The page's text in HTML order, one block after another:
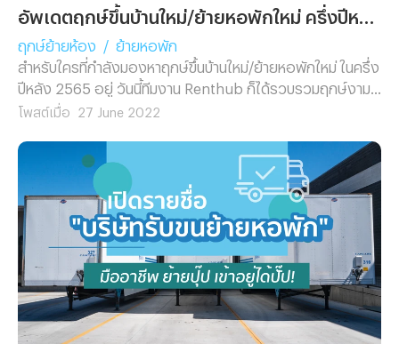
ฤกษ์ย้ายห้อง /
ย้ายหอพัก
สำหรับใครที่กำลังมองหาฤกษ์ขึ้นบ้านใหม่/ย้ายหอพักใหม่ ในครึ่ง
ปีหลัง 2565 อยู่ วันนี้ทีมงาน Renthub ก็ได้รวบรวมฤกษ์งาม
ยามดีมาฝาก
โพสต์เมื่อ 27 June 2022